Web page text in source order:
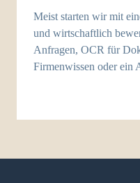
Meist starten wir mit
und wirtschaftlich
Anfragen, OCR für
Firmenwissen oder ein